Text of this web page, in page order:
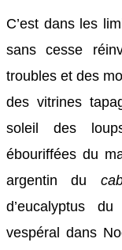
C’est dans les
sans cesse
troubles et des
des vitrines
soleil des
ébouriffées du
argentin du
d’eucalyptus
vespéral dans